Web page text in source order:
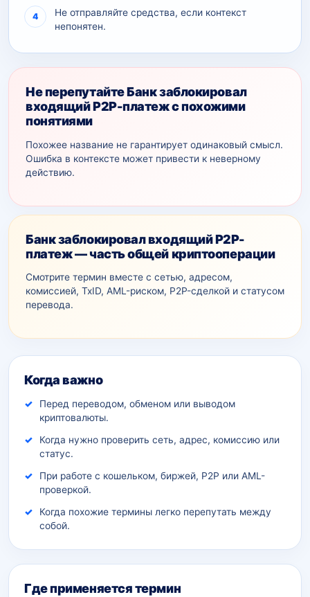
Не отправляйте средства, если контекст
непонятен.
Не перепутайте Банк заблокировал
входящий P2P-платеж с похожими
понятиями
Похожее название не гарантирует одинаковый смысл.
Ошибка в контексте может привести к неверному
действию.
Банк заблокировал входящий P2P-
платеж — часть общей криптооперации
Смотрите термин вместе с сетью, адресом,
комиссией, TxID, AML-рискoм, P2P-сделкой и статусом
перевода.
Дополнительный контекст
Когда важно
Перед переводом, обменом или выводом
криптовалюты.
Когда нужно проверить сеть, адрес, комиссию или
статус.
При работе с кошельком, биржей, P2P или AML-
проверкой.
Когда похожие термины легко перепутать между
собой.
Где применяется термин